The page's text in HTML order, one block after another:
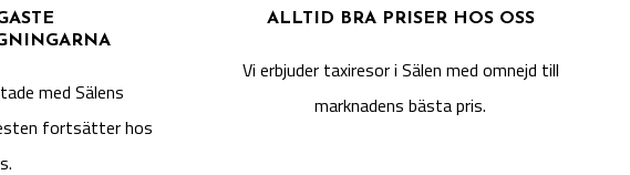
med Sälens
fortsätter hos
ALLTID BRA PRISER HOS OSS
Vi erbjuder taxiresor i Sälen med omnejd till
marknadens bästa pris.